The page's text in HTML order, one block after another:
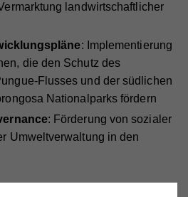
landwirtschaftlicher
: Implementierung
die den Schutz des
Flusses und der südlichen
Nationalparks fördern
: Förderung von sozialer
Umweltverwaltung in den